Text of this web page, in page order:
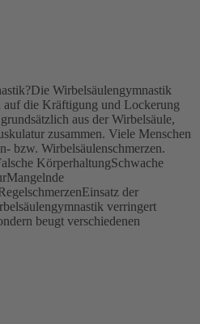
Wirbelsäulengymnastik
auf die Kräftigung und Lockerung
aus der Wirbelsäule,
zusammen. Viele Menschen
bzw. Wirbelsäulenschmerzen.
KörperhaltungSchwache
der
verringert
beugt verschiedenen